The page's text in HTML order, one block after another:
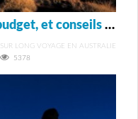
Long voyage en Australie : budget, et conseils pour le camping
SUR LONG VOYAGE EN AUSTRALIE
5378